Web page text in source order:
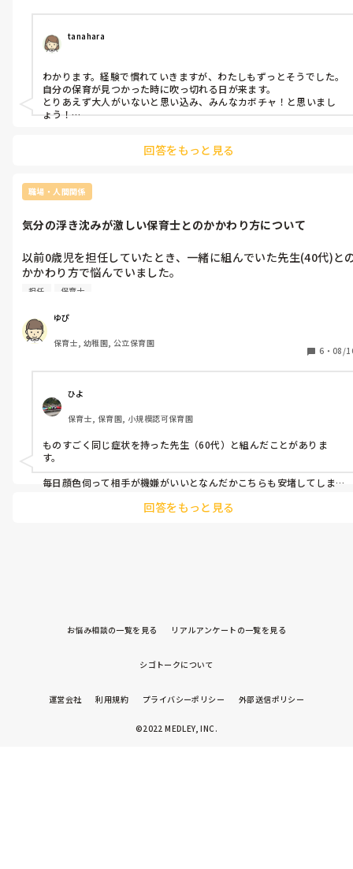
tanahara
わかります。経験で慣れていきますが、わたしもずっとそうでした。
自分の保育が見つかった時に吹っ切れる日が来ます。
とりあえず大人がいないと思い込み、みんなカボチャ！と思いまし
ょう！
緊張しちゃって。と、自分の弱さを言葉で伝えるのも大切です！
言われたら可愛くなっちゃいます♡完璧にやるより、失敗しても楽
しむ、そして素直にご指導いただく、そして受け入れてやってみま
周りが味方だと分かった時、吹っ切れる時がきますよ！
回答をもっと見る
職場・人間関係
気分の浮き沈みが激しい保育士とのかかわり方について
以前0歳児を担任していたとき、一緒に組んでいた先生(40代)と
かかわり方で悩んでいました。
その先生は気分の浮き沈みが激しく、気分が良いと饒舌に話す一
その年は、毎朝その先生の機嫌を伺うことから一日がスタートし
なければならず、お腹も痛くなるしとても辛かったです。
今後またこのような先生と組むことになったらどうしようかと悩
みます。似た経験がある方や、かかわり方でアドバイスしてくだ
さる方がいたらぜひコメントをお願いいたします。
担任 保育士
ゆぴ
保育士, 幼稚園, 公立保育園
6 ・ 08/
ひよ
保育士, 保育園, 小規模認可保育園
ものすごく同じ症状を持った先生（60代）と組んだことがありま
す。
毎日顔色伺って相手が機嫌がいいとなんだかこちらも安堵してしま
ふと気付いたらなんでこの人のために私まで一喜一憂しなきゃいけ
次に入職した保育園は
こんな楽園みたいな職場があるんだ..
と出勤することが楽しいと思うほどです。
です。
頑張ってくださいね！！
回答をもっと見る
お悩み相談の一覧を見る リアルアンケートの一覧を見る
シゴトークについて
運営会社 利用規約 プライバシーポリシー 外部送信ポリシー
©2022 MEDLEY, INC.